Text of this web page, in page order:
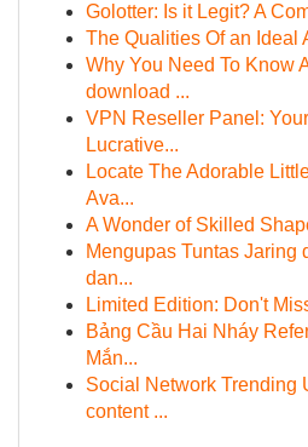
Golotter: Is it Legit? A
The Qualities Of an Ideal
Why You Need To Know
download ...
VPN Reseller Panel:
Lucrative...
Locate The Adorable
Ava...
A Wonder of Skilled
Mengupas Tuntas Jaring
dan...
Limited Edition: Don't
Bảng Cầu Hai Nháy
Mắn...
Social Network Trending
content ...